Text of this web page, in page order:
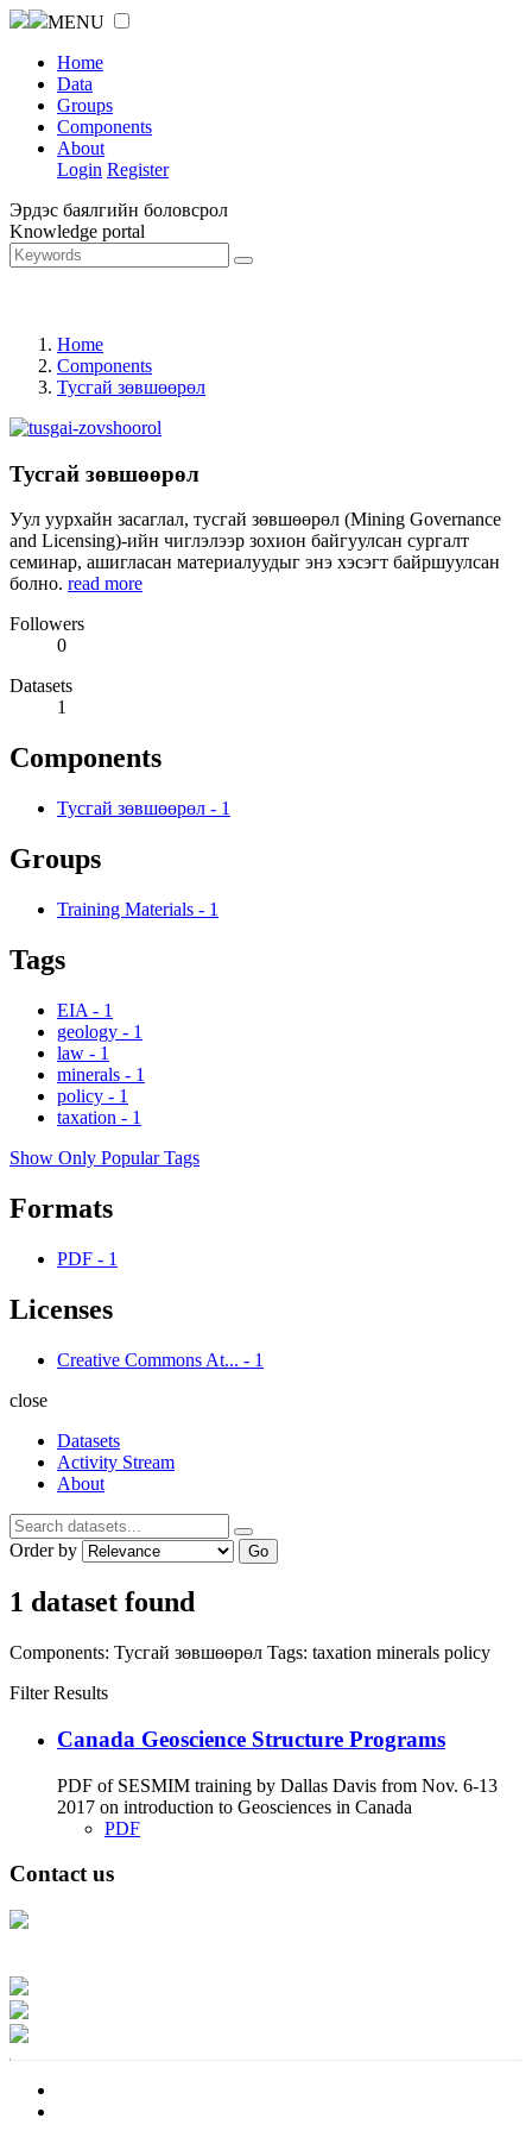
MENU
Home
Data
Groups
Components
About
Login Register
Эрдэс баялгийн боловсрол
Knowledge portal
Home
Components
Тусгай зөвшөөрөл
Тусгай зөвшөөрөл
Уул уурхайн засаглал, тусгай зөвшөөрөл (Mining Governance
and Licensing)-ийн чиглэлээр зохион байгуулсан сургалт
семинар, ашигласан материалуудыг энэ хэсэгт байршуулсан
болно. read more
Followers
0
Datasets
1
Components
Тусгай зөвшөөрөл - 1
Groups
Training Materials - 1
Tags
EIA - 1
geology - 1
law - 1
minerals - 1
policy - 1
taxation - 1
Show Only Popular Tags
Formats
PDF - 1
Licenses
Creative Commons At... - 1
close
Datasets
Activity Stream
About
Order by Go
1 dataset found
Components: Тусгай зөвшөөрөл Tags: taxation minerals policy
Filter Results
Canada Geoscience Structure Programs
PDF of SESMIM training by Dallas Davis from Nov. 6-13
2017 on introduction to Geosciences in Canada
PDF
Contact us